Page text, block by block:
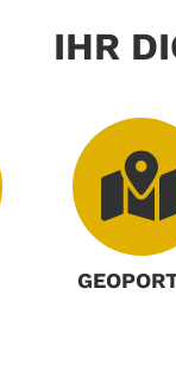
IHR